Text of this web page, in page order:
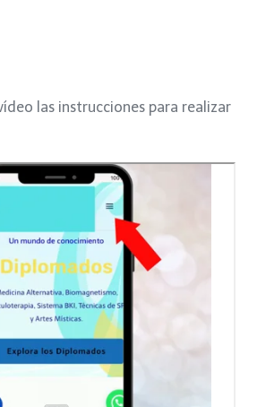
las instrucciones para realizar